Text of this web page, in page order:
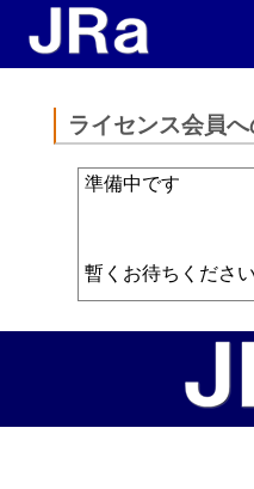
ライセンス会員
準備中です
暫くお待ちください